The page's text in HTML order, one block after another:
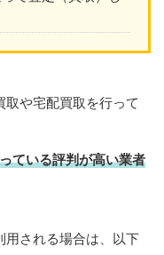
や宅配買取を行って
ている評判が高い業者
用される場合は、以下